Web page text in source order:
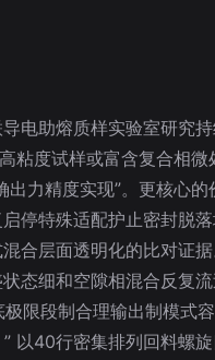
电助熔质样实验室研究
粘度试样或富含复合相
力精度实现”。更核心
停特殊适配护止密封脱
合层面透明化的比对证据
态细和空隙相混合反复
限段制合理输出制模式
以40行密集排列回料螺